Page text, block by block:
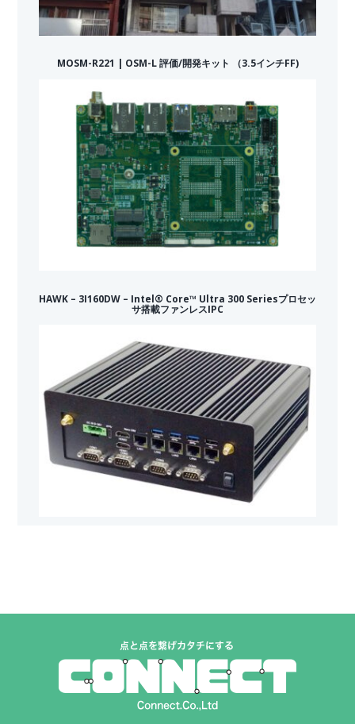
MOSM-R221 | OSM-L 評価/開発キット （3.5インチFF)
HAWK – 3I160DW – Intel® Core™ Ultra 300 Seriesプロセッ
サ搭載ファンレスIPC